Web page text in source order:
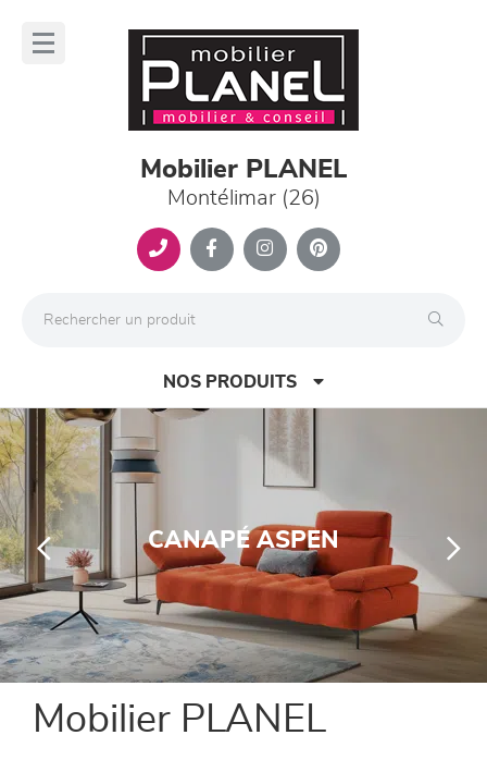
Mobilier PLANEL
Montélimar (26)
NOS PRODUITS
canapés et fauteuils
séjours
meubles de complément
chambres et dressing
literie
CANAPÉ ASPEN
Previous
Mobilier PLANEL